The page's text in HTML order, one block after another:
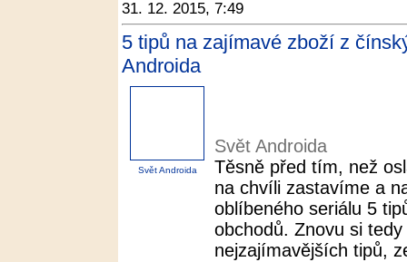
31. 12. 2015, 7:49
5 tipů na zajímavé zboží z
Androida
Svět Androida
Svět Androida
Těsně před tím, než
na chvíli zastavíme a
oblíbeného seriálu 5
obchodů. Znovu si
nejzajímavějších tipů,